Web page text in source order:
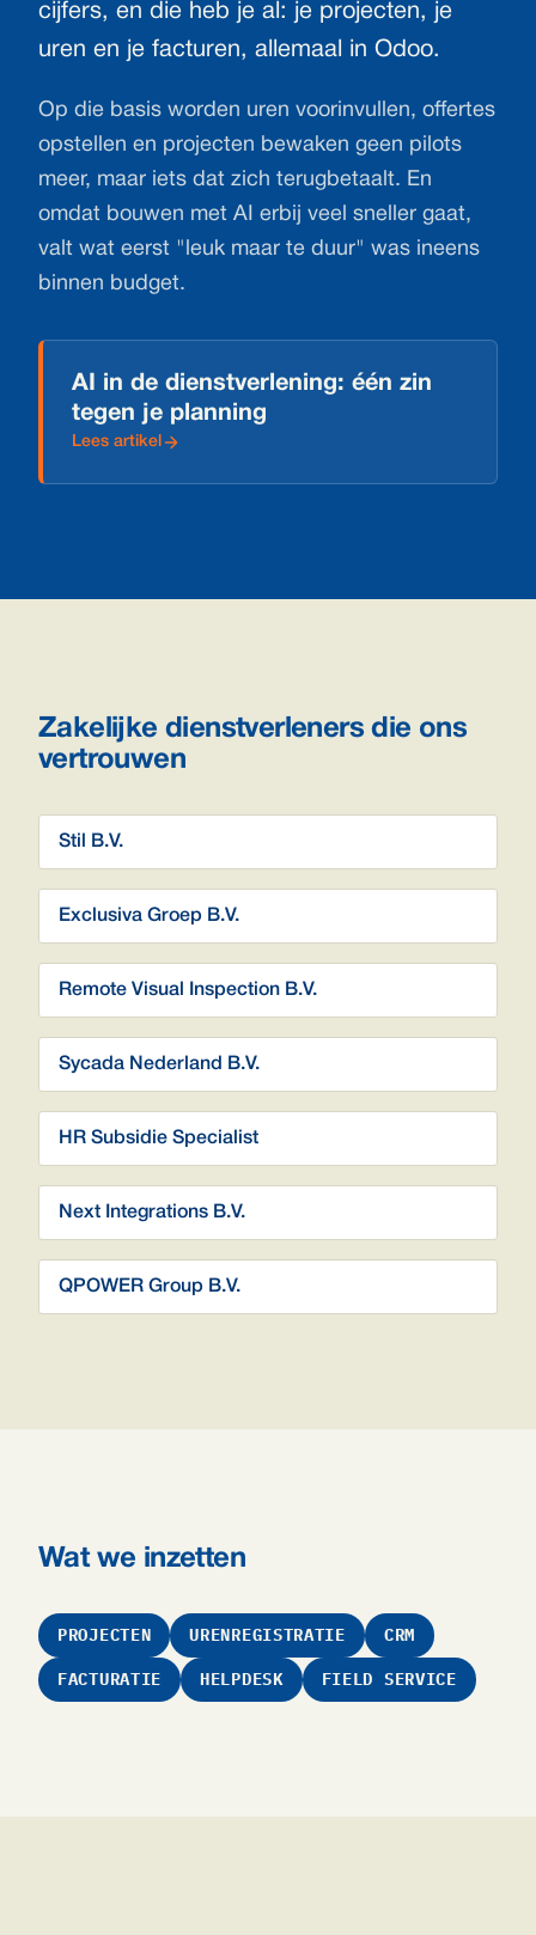
cijfers, en die heb je al: je projecten, je
uren en je facturen, allemaal in Odoo.
Op die basis worden uren voorinvullen, offertes
opstellen en projecten bewaken geen pilots
meer, maar iets dat zich terugbetaalt. En
omdat bouwen met AI erbij veel sneller gaat,
valt wat eerst "leuk maar te duur" was ineens
binnen budget.
AI in de dienstverlening: één zin
tegen je planning
Lees artikel
Zakelijke dienstverleners die ons
vertrouwen
Stil B.V.
Exclusiva Groep B.V.
Remote Visual Inspection B.V.
Sycada Nederland B.V.
HR Subsidie Specialist
Next Integrations B.V.
QPOWER Group B.V.
Wat we inzetten
PROJECTEN URENREGISTRATIE CRM
FACTURATIE HELPDESK FIELD SERVICE